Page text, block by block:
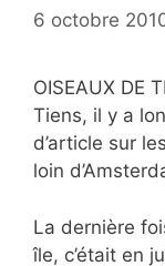
6 octobre
OISEAUX DE
Tiens, il y a
d’article sur
loin
La dernière
île, c’était en